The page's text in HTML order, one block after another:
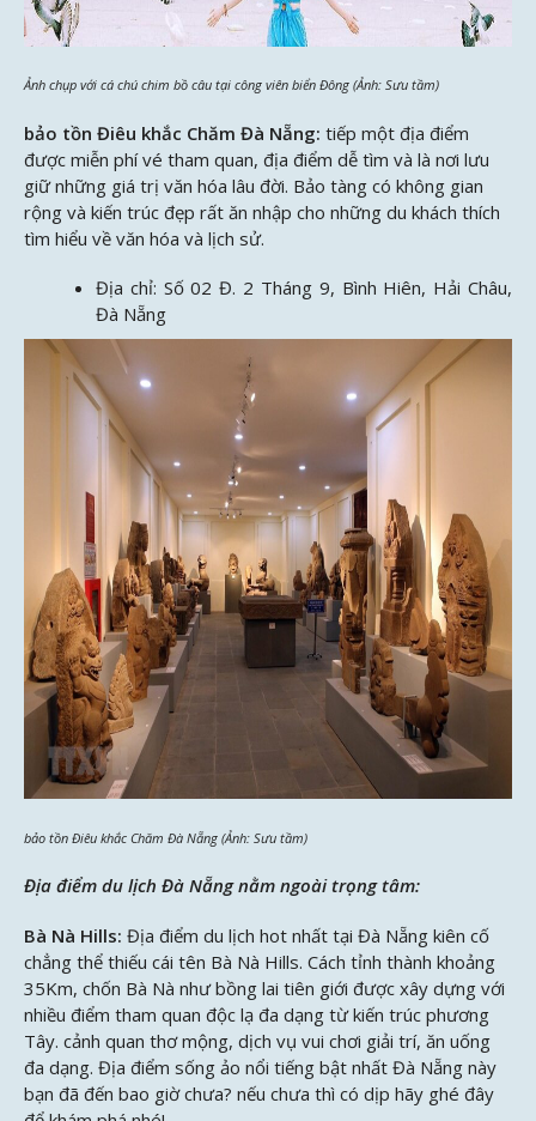
Ảnh chụp với cá chú chim bồ câu tại công viên biển Đông (Ảnh: Sưu tầm)
bảo tồn Điêu khắc Chăm Đà Nẵng: tiếp một địa điểm
được miễn phí vé tham quan, địa điểm dễ tìm và là nơi lưu
giữ những giá trị văn hóa lâu đời. Bảo tàng có không gian
rộng và kiến trúc đẹp rất ăn nhập cho những du khách thích
tìm hiểu về văn hóa và lịch sử.
Địa chỉ: Số 02 Đ. 2 Tháng 9, Bình Hiên, Hải Châu,
Đà Nẵng
bảo tồn Điêu khắc Chăm Đà Nẵng (Ảnh: Sưu tầm)
Địa điểm du lịch Đà Nẵng nằm ngoài trọng tâm:
Bà Nà Hills: Địa điểm du lịch hot nhất tại Đà Nẵng kiên cố
chẳng thể thiếu cái tên Bà Nà Hills. Cách tỉnh thành khoảng
35Km, chốn Bà Nà như bồng lai tiên giới được xây dựng với
nhiều điểm tham quan độc lạ đa dạng từ kiến trúc phương
Tây. cảnh quan thơ mộng, dịch vụ vui chơi giải trí, ăn uống
đa dạng. Địa điểm sống ảo nổi tiếng bật nhất Đà Nẵng này
bạn đã đến bao giờ chưa? nếu chưa thì có dịp hãy ghé đây